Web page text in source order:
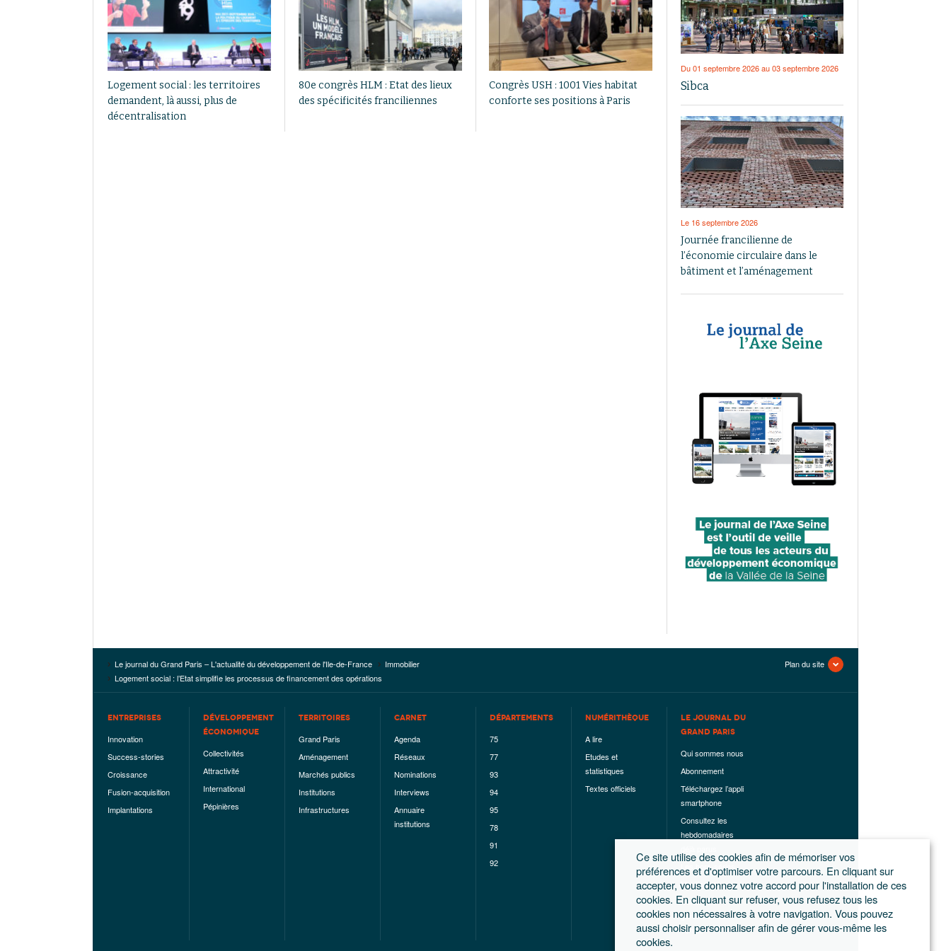
Logement social : les territoires
demandent, là aussi, plus de
décentralisation
80e congrès HLM : Etat des lieux
des spécificités franciliennes
Congrès USH : 1001 Vies habitat
conforte ses positions à Paris
Du 01 septembre 2026 au 03 septembre 2026
Sibca
Le 16 septembre 2026
Journée francilienne de
l’économie circulaire dans le
bâtiment et l’aménagement
Le journal du Grand Paris – L'actualité du développement de l'Ile-de-France
Immobilier
Logement social : l’Etat simplifie les processus de financement des opérations
Plan du site
ENTREPRISES
Innovation
Success-stories
Croissance
Fusion-acquisition
Implantations
DÉVELOPPEMENT
ÉCONOMIQUE
Collectivités
Attractivité
International
Pépinières
TERRITOIRES
Grand Paris
Aménagement
Marchés publics
Institutions
Infrastructures
CARNET
Agenda
Réseaux
Nominations
Interviews
Annuaire
institutions
DÉPARTEMENTS
75
77
93
94
95
78
91
92
NUMÉRITHÈQUE
A lire
Etudes et
statistiques
Textes officiels
LE JOURNAL DU
GRAND PARIS
Qui sommes nous
Abonnement
Téléchargez l’appli
smartphone
Consultez les
hebdomadaires
Les hors-séries
Mentions légales
Conditions
générales de
ventes
Ce site utilise des cookies afin de mémoriser vos
préférences et d'optimiser votre parcours. En cliquant sur
accepter, vous donnez votre accord pour l'installation de ces
cookies. En cliquant sur refuser, vous refusez tous les
cookies non nécessaires à votre navigation. Vous pouvez
aussi choisir personnaliser afin de gérer vous-même les
cookies.